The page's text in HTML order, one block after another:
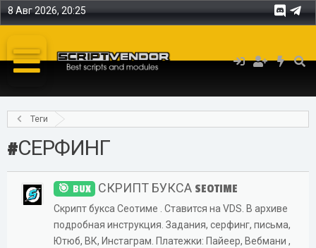
8 Авг 2026, 20:25
Теги
#СЕРФИНГ
BUX СКРИПТ БУКСА SEOTIME
Скрипт букса Сеотиме . Ставится на VDS. В архиве
подробная инструкция. Задания, серфинг, письма,
Ютюб, ВК, Инстаграм. Платежки: Пайеер, Вебмани ,